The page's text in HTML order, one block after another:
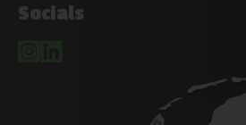
Socials